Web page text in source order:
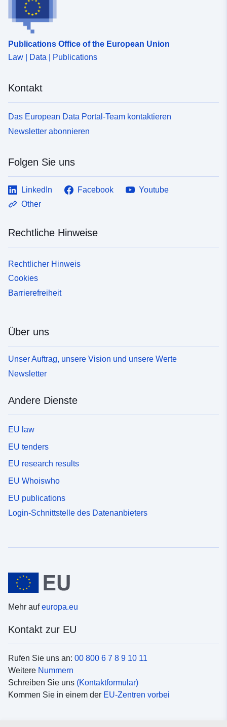
Publications Office of the European Union
Law | Data | Publications
Kontakt
Das European Data Portal-Team kontaktieren
Newsletter abonnieren
Folgen Sie uns
LinkedIn Facebook
Youtube
Other
Rechtliche Hinweise
Rechtlicher Hinweis
Cookies
Barrierefreiheit
Über uns
Unser Auftrag, unsere Vision und unsere Werte
Newsletter
Andere Dienste
EU law
EU tenders
EU research results
EU Whoiswho
EU publications
Login-Schnittstelle des Datenanbieters
Mehr aufeuropa.eu
Kontakt zur EU
Rufen Sie uns an: 00 800 6 7 8 9 10 11
Weitere Nummern
Schreiben Sie uns (Kontaktformular)
Kommen Sie in einem der EU-Zentren vorbei